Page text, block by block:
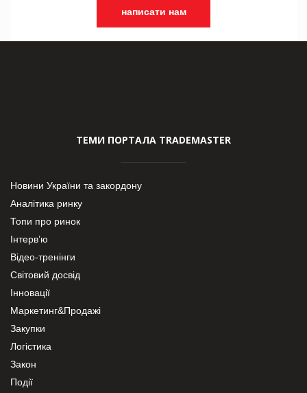
написати нам
ТЕМИ ПОРТАЛА TRADEMASTER
Новини України та закордону
Аналітика ринку
Топи про ринок
Інтерв’ю
Відео-тренінги
Світовий досвід
Інновації
Маркетинг&Продажі
Закупки
Логістика
Закон
Події